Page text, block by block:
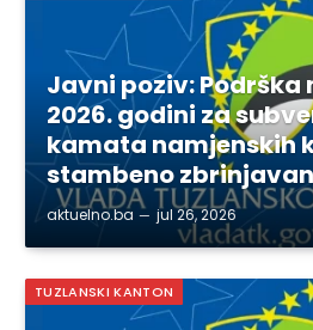
Javni poziv: Podrška
2026. godini za
kamata namjenskih
stambeno
aktuelno.ba jul 26, 2026
TUZLANSKI KANTON